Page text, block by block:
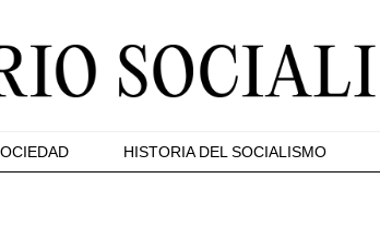
HISTORIA DEL SOCIALISMO